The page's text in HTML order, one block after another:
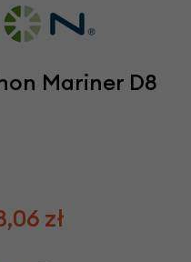
Mariner D8
zł